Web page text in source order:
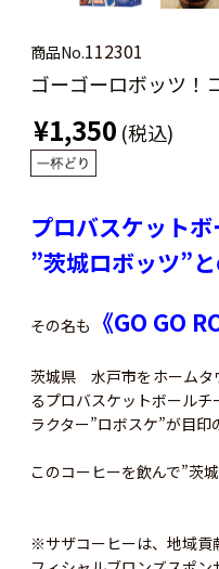
商品No.112301
ゴーゴーロボッツ！
¥1,350 (税込)
プロバスケット
”茨城ロボッツ”
その名も 《GO GO
茨城県 水戸市をホームタ
るプロバスケットボール
ラクター”ロボスケ”が目印
このコーヒーを飲んで”茨
※サザコーヒーは、地域貢